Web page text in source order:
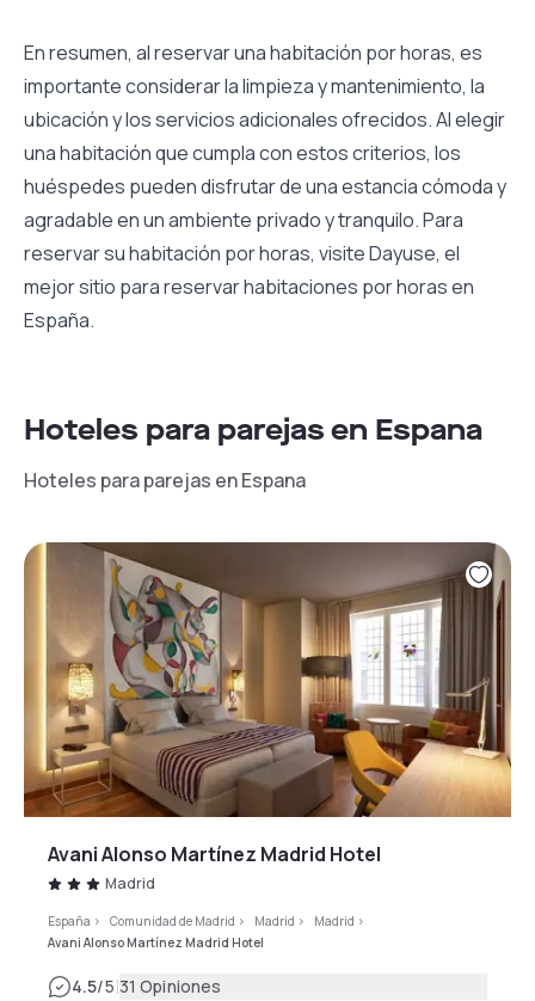
En resumen, al reservar una habitación por horas, es
importante considerar la limpieza y mantenimiento, la
ubicación y los servicios adicionales ofrecidos. Al elegir
una habitación que cumpla con estos criterios, los
huéspedes pueden disfrutar de una estancia cómoda y
agradable en un ambiente privado y tranquilo. Para
reservar su habitación por horas, visite Dayuse, el
mejor sitio para reservar habitaciones por horas en
España.
Hoteles para parejas en Espana
Hoteles para parejas en Espana
Avani Alonso Martínez Madrid Hotel
Madrid
España > Comunidad de Madrid > Madrid > Madrid >
Avani Alonso Martínez Madrid Hotel
4.5/5|31 Opiniones